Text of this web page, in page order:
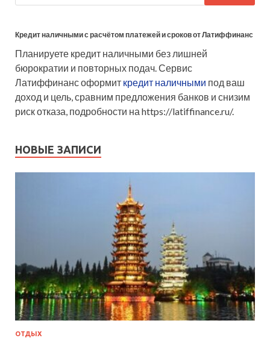
Кредит наличными с расчётом платежей и сроков от Латиффинанс
Планируете кредит наличными без лишней
бюрократии и повторных подач. Сервис
Латиффинанс оформит кредит наличными под ваш
доход и цель, сравним предложения банков и снизим
риск отказа, подробности на https://latiffinance.ru/.
НОВЫЕ ЗАПИСИ
ОТДЫХ